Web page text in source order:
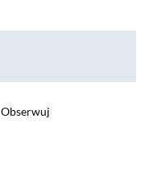
Obserwuj